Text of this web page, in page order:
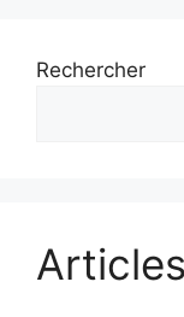
Rechercher